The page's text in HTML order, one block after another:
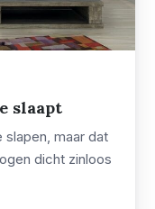
slaapt
maar dat
dicht zinloos